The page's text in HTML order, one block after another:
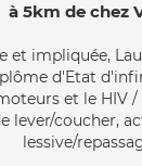
à 5km de chez
et impliquée,
d'Etat
et le HIV /
lever/coucher,
lessive/